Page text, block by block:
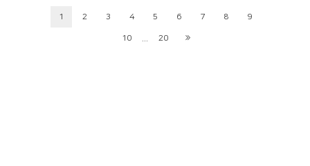
1 2 3 4 5 6 7 8 9
10 20